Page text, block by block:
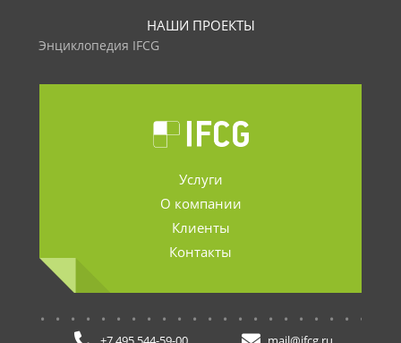
НАШИ ПРОЕКТЫ
Энциклопедия IFCG
Услуги
О компании
Клиенты
Контакты